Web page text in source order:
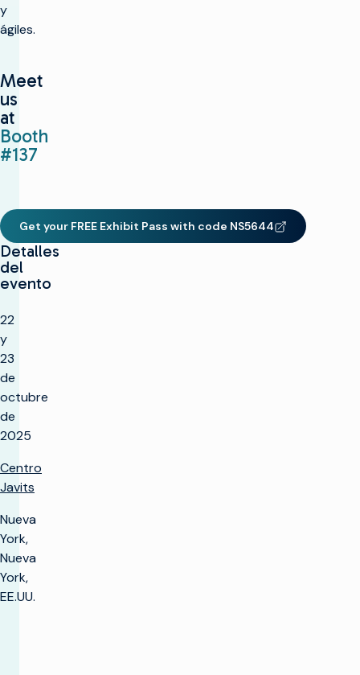
y
ágiles.
Meet
us
at
Booth
#137
Get your FREE Exhibit Pass with code NS5644
(opens in new window)
Detalles
del
evento
22
y
23
de
octubre
de
2025
Centro
Javits
Nueva
York,
Nueva
York,
EE.UU.